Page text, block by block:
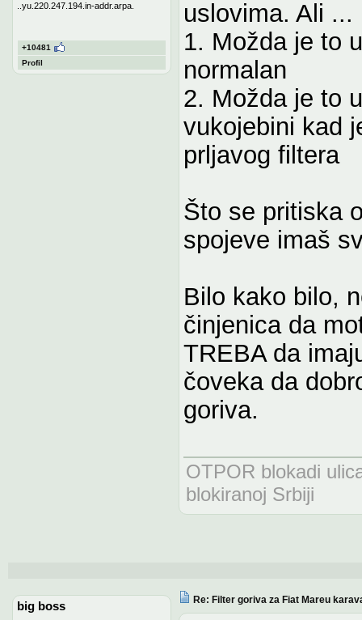
..yu.220.247.194.in-addr.arpa.
+10481
Profil
uslovima. Ali ...
1. Možda je to
normalan
2. Možda je to
vukojebini kad
prljavog filtera
Što se pritiska
spojeve imaš
Bilo kako bilo,
činjenica da
TREBA da
čoveka da
goriva.
OTPOR blokadi
blokiranoj Srbiji
big boss
Re: Filter goriva za Fiat Mareu